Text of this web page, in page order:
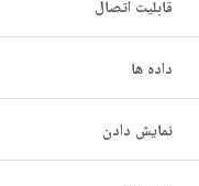
قابلیت اتصال
داده ها
نمایش دادن